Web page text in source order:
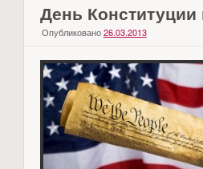
День
Опубликовано 26.03.2013